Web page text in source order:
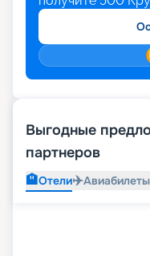
Выгодные
партнеров
🏨Отели✈️Авиабилеты